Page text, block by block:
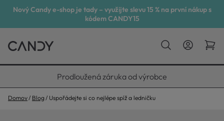
Nový Candy e-shop je tady – využijte slevu 15 % na první nákup s
kódem CANDY15
Vyneseme, zapojíme, odvezeme
Domov Blog Uspořádejte si co nejlépe spíž a ledničku